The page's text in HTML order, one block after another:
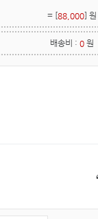
= [88,000] 원
배송비 :0 원